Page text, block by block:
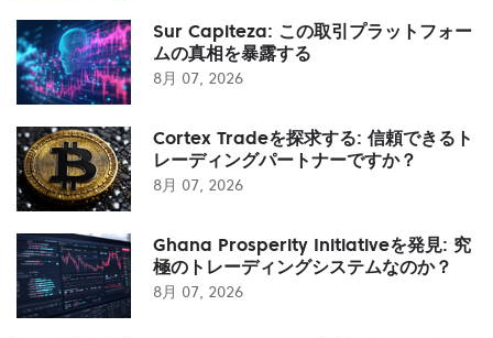
Sur Capiteza: この取引プラットフォー
ムの真相を暴露する
8月 07, 2026
Cortex Tradeを探求する: 信頼できるト
レーディングパートナーですか？
8月 07, 2026
Ghana Prosperity Initiativeを発見: 究
極のトレーディングシステムなのか？
8月 07, 2026